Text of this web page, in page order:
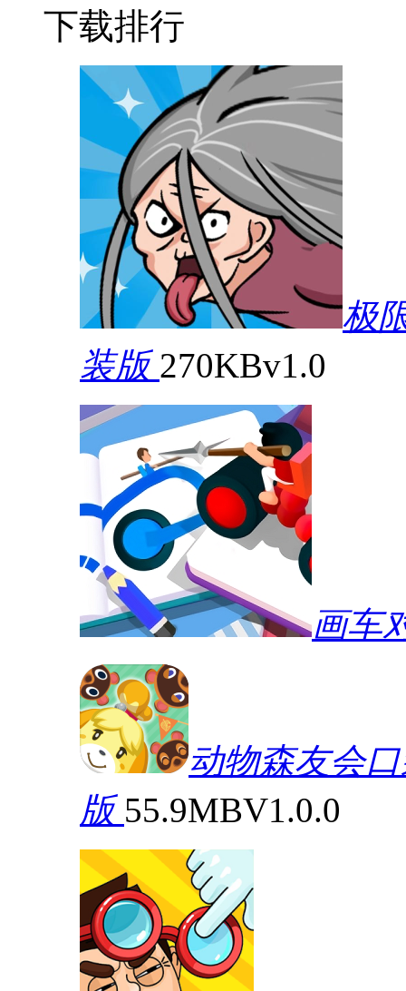
下载排行
极
装版 270KBv1.0
画车
动物森友会
版 55.9MBV1.0.0